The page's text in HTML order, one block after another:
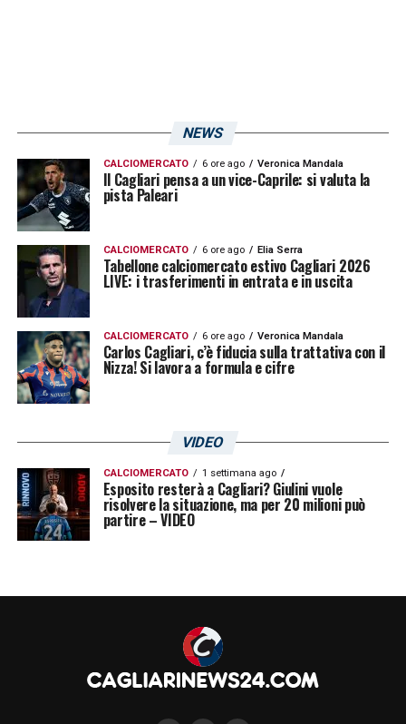
NEWS
CALCIOMERCATO 6 ore ago Veronica Mandala
Il Cagliari pensa a un vice-Caprile: si valuta la
pista Paleari
CALCIOMERCATO 6 ore ago Elia Serra
Tabellone calciomercato estivo Cagliari 2026
LIVE: i trasferimenti in entrata e in uscita
CALCIOMERCATO 6 ore ago Veronica Mandala
Carlos Cagliari, c’è fiducia sulla trattativa con il
Nizza! Si lavora a formula e cifre
VIDEO
CALCIOMERCATO 1 settimana ago
Esposito resterà a Cagliari? Giulini vuole
risolvere la situazione, ma per 20 milioni può
partire – VIDEO